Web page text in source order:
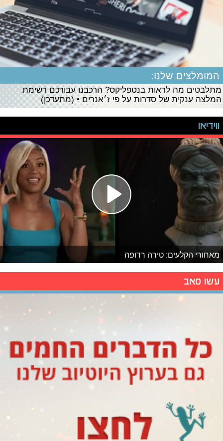
המומלצים שלנו:
מתלבטים מה לראות בנטפליקס? הרכבנו עבורכם רשימת
המלצה ענקית של סדרות על פי ז׳אנרים • (מתעדכן)
ווידיאו
מאחורי הקלעים: טירה רדופה
עשו סאב